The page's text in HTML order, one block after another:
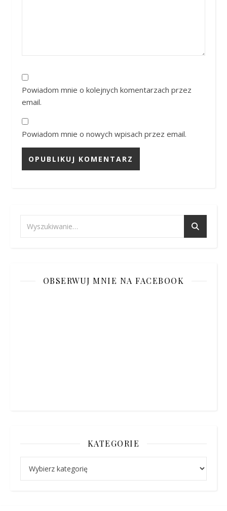
Powiadom mnie o kolejnych komentarzach przez
email.
Powiadom mnie o nowych wpisach przez email.
OBSERWUJ MNIE NA FACEBOOK
KATEGORIE